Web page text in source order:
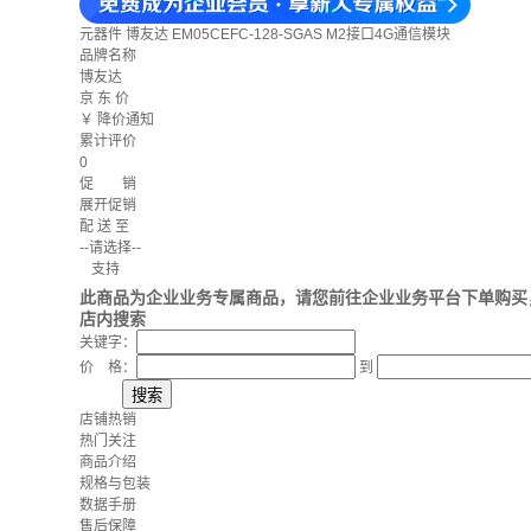
元器件 博友达 EM05CEFC-128-SGAS M2接口4G通信模块
品牌名称
博友达
京 东 价
￥ 降价通知
累计评价
0
促 销
展开促销
配 送 至
--请选择--
支持
此商品为企业业务专属商品，请您前往企业业务平台下单购
店内搜索
关键字：
价 格：
到
店铺热销
热门关注
商品介绍
规格与包装
数据手册
售后保障